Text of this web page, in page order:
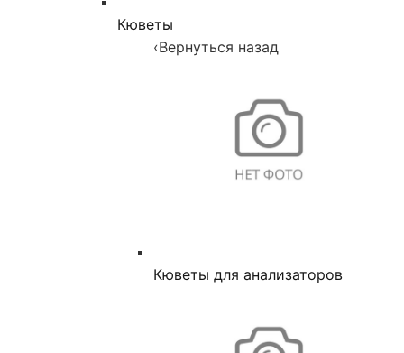
Кюветы
‹Вернуться назад
Кюветы для анализаторов